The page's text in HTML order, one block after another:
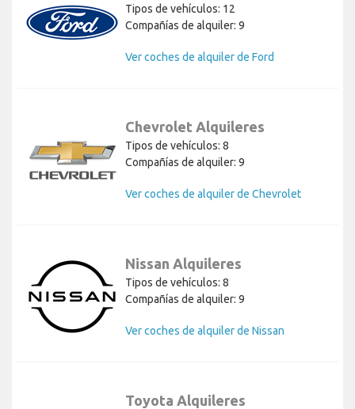
Tipos de vehículos: 12
Compañías de alquiler: 9
Ver coches de alquiler de Ford
Chevrolet Alquileres
Tipos de vehículos: 8
Compañías de alquiler: 9
Ver coches de alquiler de Chevrolet
Nissan Alquileres
Tipos de vehículos: 8
Compañías de alquiler: 9
Ver coches de alquiler de Nissan
Toyota Alquileres